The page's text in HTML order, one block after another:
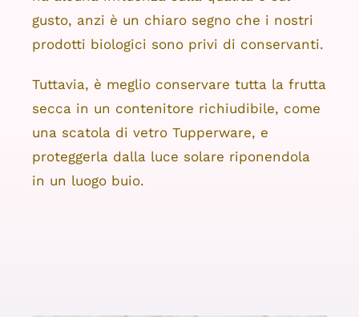
gusto, anzi è un chiaro segno che i nostri
prodotti biologici sono privi di conservanti.
Tuttavia, è meglio conservare tutta la frutta
secca in un contenitore richiudibile, come
una scatola di vetro Tupperware, e
proteggerla dalla luce solare riponendola
in un luogo buio.